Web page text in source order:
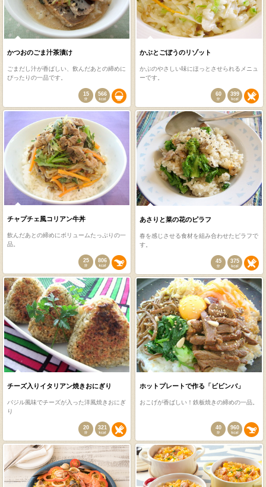
かつおのごま汁茶漬け
ごまだし汁が香ばしい、飲んだあとの締めに
ぴったりの一品です。
15 566
かぶとごぼうのリゾット
かぶのやさしい味にほっとさせられるメニュ
ーです。
60 399
チャプチェ風コリアン牛丼
飲んだあとの締めにボリュームたっぷりの一
品。
25 806
あさりと菜の花のピラフ
春を感じさせる食材を組み合わせたピラフで
す。
45 375
チーズ入りイタリアン焼きおにぎり
バジル風味でチーズが入った洋風焼きおにぎ
り
20 321
ホットプレートで作る「ビビンバ」
おこげが香ばしい！鉄板焼きの締めの一品。
40 960